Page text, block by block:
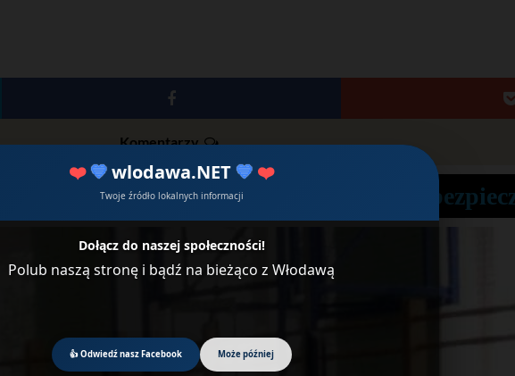
❤️ 💙wlodawa.NET 💙 ❤️
Twoje źródło lokalnych informacji
Dołącz do naszej społeczności!
Polub naszą stronę i bądź na bieżąco z Włodawą
👍 Odwiedź nasz Facebook Może później
Komentarzy
Wyryki: Twój rozsądek i rozwaga żyć